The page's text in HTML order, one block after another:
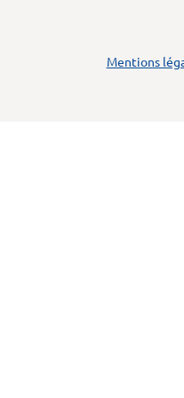
Mentions